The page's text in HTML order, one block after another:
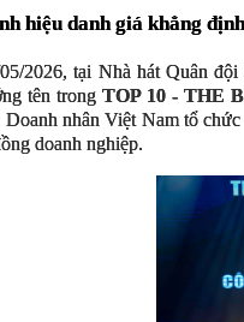
hiệu danh giá khẳng
05/2026, tại Nhà hát Quân
tên trong TOP 10 - THE
Doanh nhân Việt Nam tổ
doanh nghiệp.